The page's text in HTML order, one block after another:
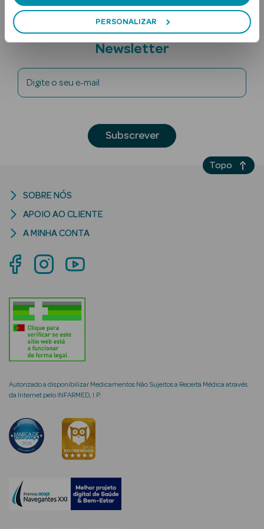
PERSONALIZAR
Solares Bebé e
Rosto e
Cosmética
Rosto
Hidratantes
Séruns Faciais
Creme de Olhos
Anti-
Subscreva a
Newsletter
Digite o seu e-mail
Subscrever
Autorizado a disponibilizar Medicamentos Não Sujeitos a Receita Médica através
da Internet pelo INFARMED, I.P.
SOBRE NÓS
APOIO AO CLIENTE
A MINHA CONTA
Topo